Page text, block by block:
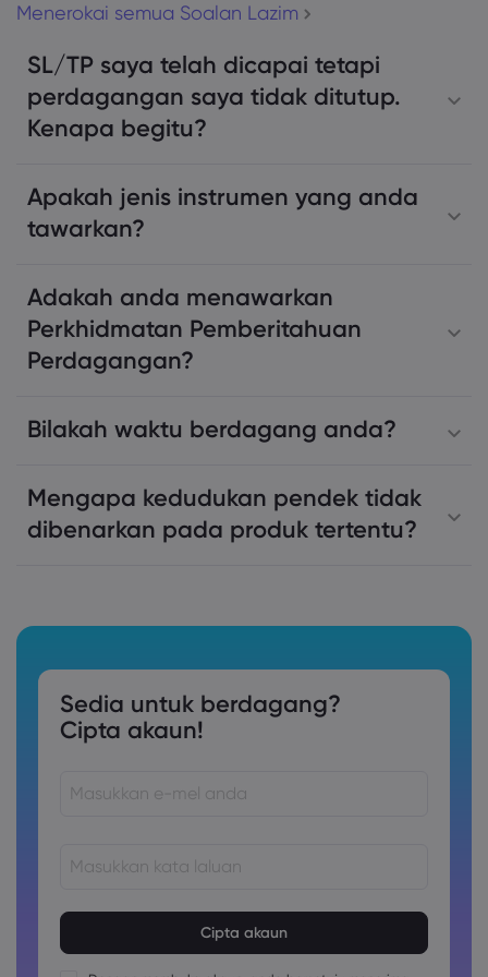
Menerokai semua Soalan Lazim
SL/TP saya telah dicapai tetapi
perdagangan saya tidak ditutup.
Kenapa begitu?
Apakah jenis instrumen yang anda
tawarkan?
Adakah anda menawarkan
Perkhidmatan Pemberitahuan
Perdagangan?
Bilakah waktu berdagang anda?
Mengapa kedudukan pendek tidak
dibenarkan pada produk tertentu?
Sedia untuk berdagang?
Cipta akaun!
Kata laluan mesti mengandungi sekurang-kurangnya 1